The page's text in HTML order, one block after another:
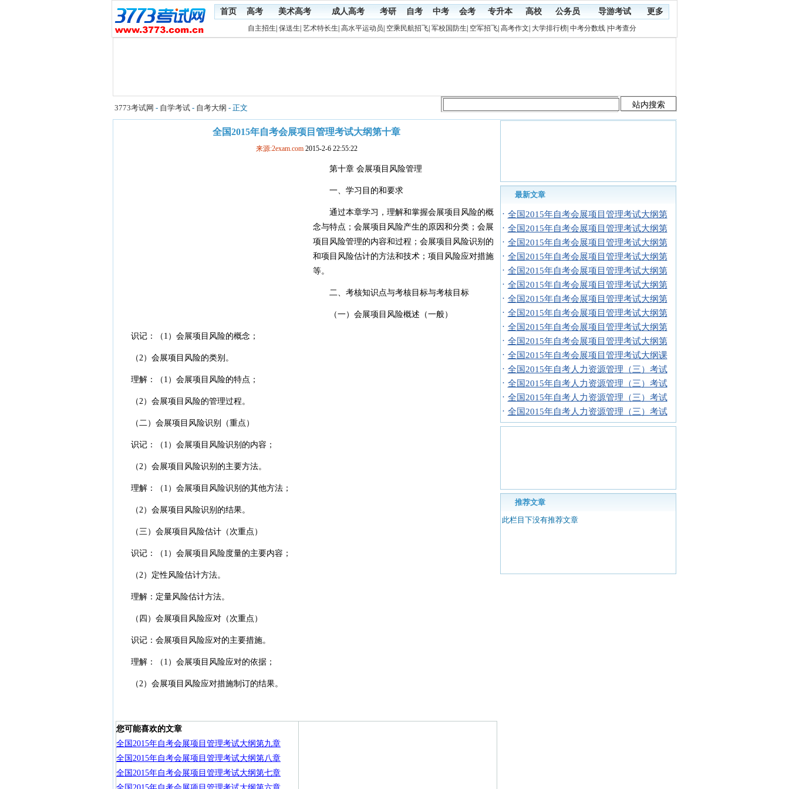
首页 高考 美术高考 成人高考 考研 自考 中考 会考 专升本 高校 公务员 导游考试 更多
自主招生 保送生 艺术特长生 高水平运动员 空乘民航招飞| 军校国防生 空军招飞| 高考作文 大学排行榜| 中考分数线| 中考查分
3773考试网 - 自学考试 - 自考大纲 - 正文
全国2015年自考会展项目管理考试大纲第十章
来源:2exam.com 2015-2-6 22:55:22
第十章 会展项目风险管理
一、学习目的和要求
通过本章学习，理解和掌握会展项目风险的概
念与特点；会展项目风险产生的原因和分类；会展
项目风险管理的内容和过程；会展项目风险识别的
和项目风险估计的方法和技术；项目风险应对措施
等。
二、考核知识点与考核目标与考核目标
（一）会展项目风险概述（一般）
识记：（1）会展项目风险的概念；
（2）会展项目风险的类别。
理解：（1）会展项目风险的特点；
（2）会展项目风险的管理过程。
（二）会展项目风险识别（重点）
识记：（1）会展项目风险识别的内容；
（2）会展项目风险识别的主要方法。
理解：（1）会展项目风险识别的其他方法；
（2）会展项目风险识别的结果。
（三）会展项目风险估计（次重点）
识记：（1）会展项目风险度量的主要内容；
（2）定性风险估计方法。
理解：定量风险估计方法。
（四）会展项目风险应对（次重点）
识记：会展项目风险应对的主要措施。
理解：（1）会展项目风险应对的依据；
（2）会展项目风险应对措施制订的结果。
您可能喜欢的文章
全国2015年自考会展项目管理考试大纲第九章
全国2015年自考会展项目管理考试大纲第八章
全国2015年自考会展项目管理考试大纲第七章
最新文章
· 全国2015年自考会展项目管理考试大纲第
· 全国2015年自考会展项目管理考试大纲第
· 全国2015年自考会展项目管理考试大纲第
· 全国2015年自考会展项目管理考试大纲第
· 全国2015年自考会展项目管理考试大纲第
· 全国2015年自考会展项目管理考试大纲第
· 全国2015年自考会展项目管理考试大纲第
· 全国2015年自考会展项目管理考试大纲第
· 全国2015年自考会展项目管理考试大纲第
· 全国2015年自考会展项目管理考试大纲第
· 全国2015年自考会展项目管理考试大纲课
· 全国2015年自考人力资源管理（三）考试
· 全国2015年自考人力资源管理（三）考试
· 全国2015年自考人力资源管理（三）考试
· 全国2015年自考人力资源管理（三）考试
推荐文章
此栏目下没有推荐文章